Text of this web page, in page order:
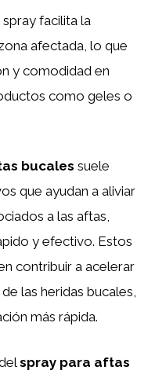
facilita la
afectada, lo que
y comodidad en
como geles o
bucales suele
que ayudan a aliviar
a las aftas,
y efectivo. Estos
contribuir a acelerar
las heridas bucales,
más rápida.
spray para aftas